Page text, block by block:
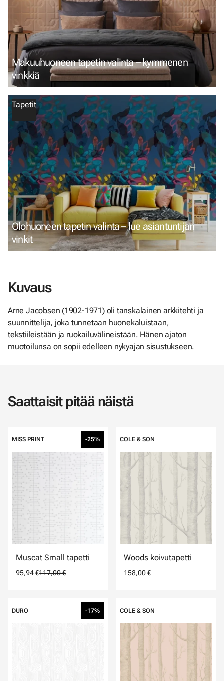
Makuuhuoneen tapetin valinta – kymmenen
vinkkiä
Tapetit
Olohuoneen tapetin valinta – lue asiantuntijan
vinkit
Kuvaus
Arne Jacobsen (1902-1971) oli tanskalainen arkkitehti ja
suunnittelija, joka tunnetaan huonekaluistaan,
tekstiileistään ja ruokailuvälineistään. Hänen ajaton
muotoilunsa on sopii edelleen nykyajan sisustukseen.
Saattaisit pitää näistä
MISS PRINT -25%
Muscat Small tapetti
95,94 €117,00 €
COLE & SON
Woods koivutapetti
158,00 €
DURO -17% COLE & SON